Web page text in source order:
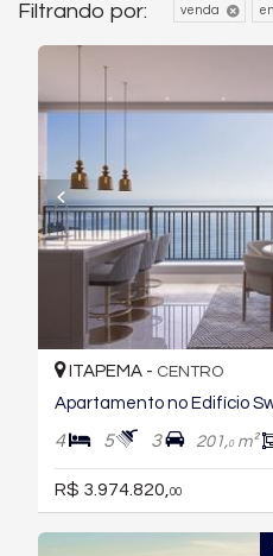
Filtrando por: venda
ITAPEMA - CENTRO
Apartamento no Edifício
4 5 3 201,0m²
R$ 3.974.820, 00